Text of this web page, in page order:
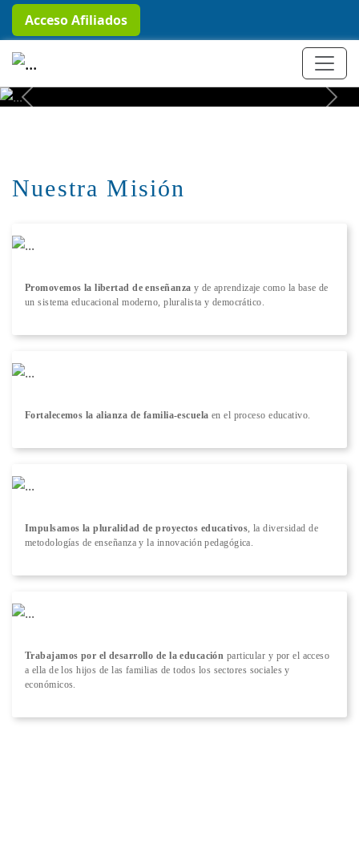
Acceso Afiliados
+ Conocer más
Previous Next
Nuestra Misión
Promovemos la libertad de enseñanza y de aprendizaje como la base de
un sistema educacional moderno, pluralista y democrático.
Fortalecemos la alianza de familia-escuela en el proceso educativo.
Impulsamos la pluralidad de proyectos educativos , la diversidad de
metodologías de enseñanza y la innovación pedagógica.
Trabajamos por el desarrollo de la educación particular y por el acceso
a ella de los hijos de las familias de todos los sectores sociales y
económicos.